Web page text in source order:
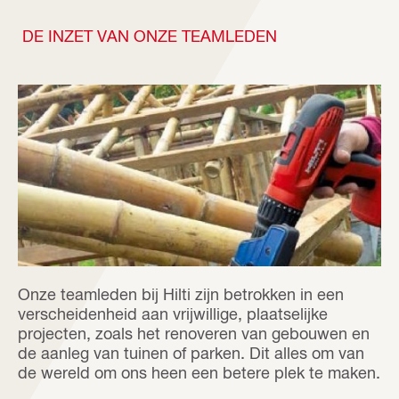
DE INZET VAN ONZE TEAMLEDEN
Onze teamleden bij Hilti zijn betrokken in een
verscheidenheid aan vrijwillige, plaatselijke
projecten, zoals het renoveren van gebouwen en
de aanleg van tuinen of parken. Dit alles om van
de wereld om ons heen een betere plek te maken.